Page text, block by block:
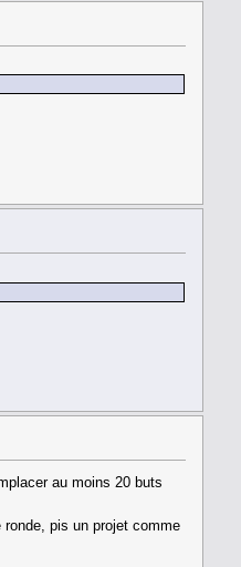
au moins 20 buts
pis un projet comme